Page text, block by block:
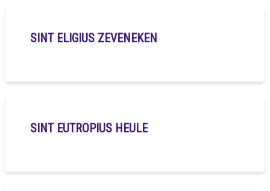
SINT ELIGIUS ZEVENEKEN
SINT EUTROPIUS HEULE